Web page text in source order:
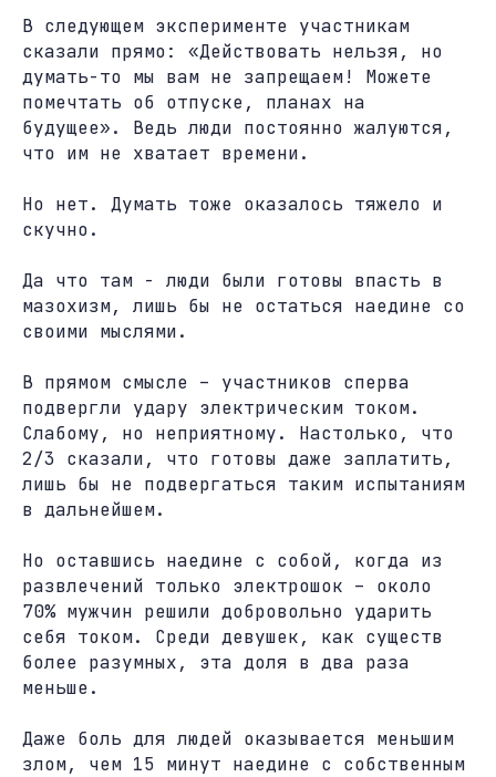
В следующем эксперименте участникам
сказали прямо: «Действовать нельзя, но
думать-то мы вам не запрещаем! Можете
помечтать об отпуске, планах на
будущее». Ведь люди постоянно жалуются,
что им не хватает времени.
Но нет. Думать тоже оказалось тяжело и
скучно.
Да что там - люди были готовы впасть в
мазохизм, лишь бы не остаться наедине со
своими мыслями.
В прямом смысле – участников сперва
подвергли удару электрическим током.
Слабому, но неприятному. Настолько, что
2/3 сказали, что готовы даже заплатить,
лишь бы не подвергаться таким испытаниям
в дальнейшем.
Но оставшись наедине с собой, когда из
развлечений только электрошок – около
70% мужчин решили добровольно ударить
себя током. Среди девушек, как существ
более разумных, эта доля в два раза
меньше.
Даже боль для людей оказывается меньшим
злом, чем 15 минут наедине с собственным